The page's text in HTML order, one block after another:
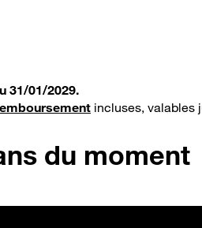
31/01/2029.
incluses, valables
du moment